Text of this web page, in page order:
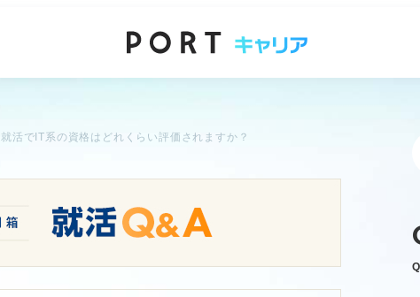
就活でIT系の資格はどれくらい評価されますか？